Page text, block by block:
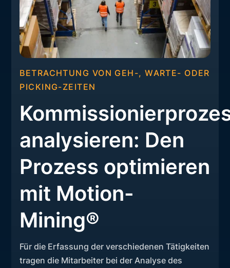
BETRACHTUNG VON GEH-, WARTE- ODER
PICKING-ZEITEN
analysieren: Den
Prozess optimieren
mit Motion-
Mining®
Für die Erfassung der verschiedenen Tätigkeiten
tragen die Mitarbeiter bei der Analyse des